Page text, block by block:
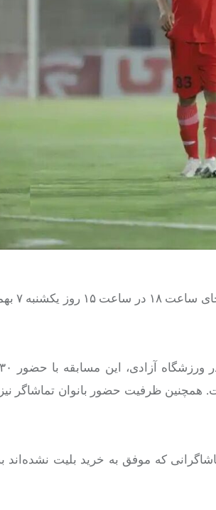
به گزارش اقتصاد آنلاین، سازمان لیگ
تیم میهمان است. همچنین ظرفیت حضور بانوان تماشاگر
که موفق به خرید بلیت نشده‌اند